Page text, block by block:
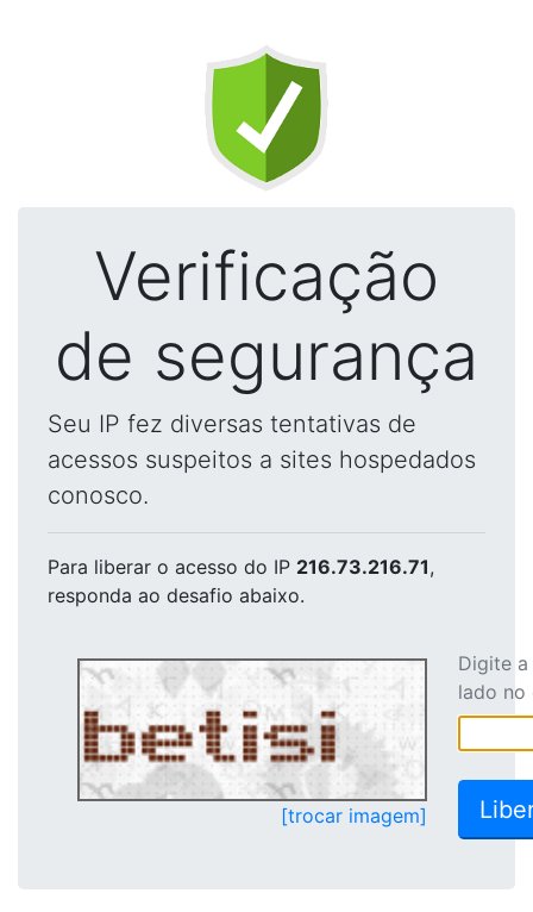
Verificação
de segurança
Seu IP fez diversas tentativas de
acessos suspeitos a sites hospedados
conosco.
Para liberar o acesso do IP 216.73.216.71,
responda ao desafio abaixo.
[trocar imagem]
Digite
lado no